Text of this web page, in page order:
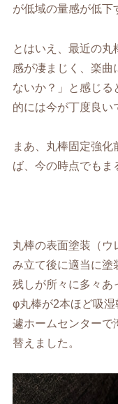
が低域の量感が低下
とはいえ、最近の丸
感が凄まじく、楽曲
ないか？」と感じる
的には今が丁度良い
まあ、丸棒固定強
ば、今の時点でもま
丸棒の表面塗装（ウ
み立て後に適当に塗
残しが所々に多々あ
φ丸棒が2本ほど吸
遽ホームセンターで
替えました。